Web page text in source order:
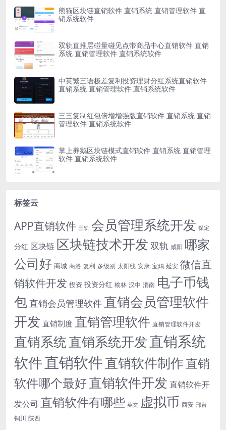
熊猫区块链直销软件 直销系统 直销管理软件 直
销系统软件
双轨直推层碰量碰见点带商品中心直销软件 直销
系统 直销管理软件 直销系统软件
中英繁三语极差复利投资理财分红系统直销软件
直销系统 直销管理软件 直销系统软件
三三复制红包倍增增强版直销软件 直销系统 直销
管理软件 直销系统软件
掌上养鹅区块链模式直销软件 直销系统 直销管理
软件 直销系统软件
标签云
APP直销软件 三轨 会员管理系统开发 保定
分红 区块链 区块链技术开发 双轨 咸阳 哪家
公司好 商城 商洛 复利 多级别 太阳线 安康 宝鸡 延安 微信直
销软件开发 投资 投资分红 榆林 汉中 渭南 电子币钱
包 直销会员管理软件 直销会员管理软件
开发 直销制度 直销管理软件 直销管理软件开发
直销系统直销系统开发直销系统
软件直销软件直销软件制作直销
软件哪个最好直销软件开发 直销软件开
发公司 直销软件有哪些 英文 虚拟币 西安 邢台
铜川 陕西